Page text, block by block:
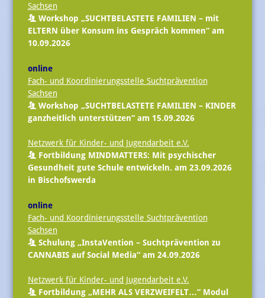
Sachsen
Workshop „SUCHTBELASTETE FAMILIEN – mit
ELTERN über Konsum ins Gespräch kommen“ am
10.09.2026
online
Fach- und Koordinierungsstelle Suchtprävention
Sachsen
Workshop „SUCHTBELASTETE FAMILIEN – KINDER
ganzheitlich unterstützen“ am 15.09.2026
Netzwerk für Kinder- und Jugendarbeit e.V.
Fortbildung MINDMATTERS: Mit psychischer
Gesundheit gute Schule entwickeln. am 23.09.2026
in Bischofswerda
online
Fach- und Koordinierungsstelle Suchtprävention
Sachsen
Schulung „InstaVention – Suchtprävention zu
CANNABIS auf Social Media“ am 24.09.2026
Netzwerk für Kinder- und Jugendarbeit e.V.
Fortbildung „MEHR ALS VERZWEIFELT…“ Modul